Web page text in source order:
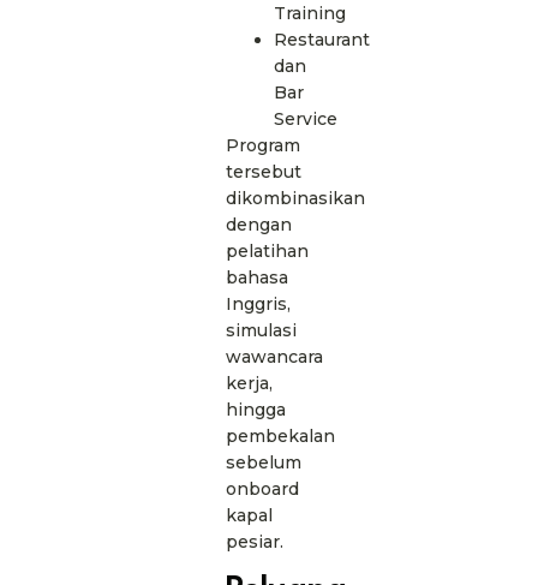
Training
Restaurant
dan
Bar
Service
Program
tersebut
dikombinasikan
dengan
pelatihan
bahasa
Inggris,
simulasi
wawancara
kerja,
hingga
pembekalan
sebelum
onboard
kapal
pesiar.